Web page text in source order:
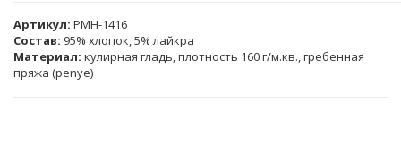
Артикул PMH-1416
Состав: 95% хлопок, 5% лайкра
Материал: кулирная гладь, плотность 160 г/м.кв., гребенная
пряжа (penye)